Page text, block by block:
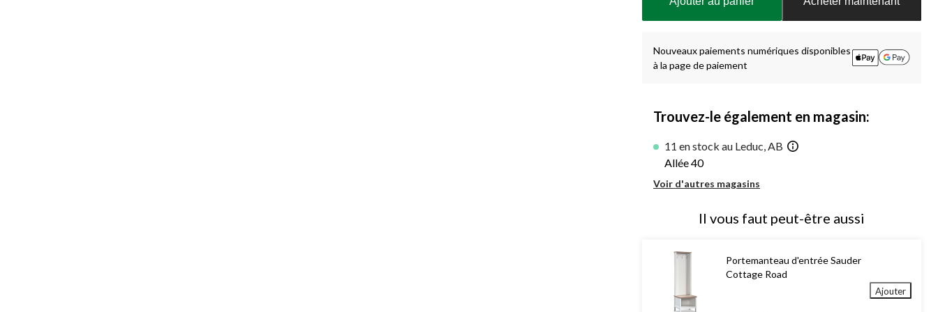
Nouveaux paiements numériques disponibles
à la page de paiement
Trouvez-le également en magasin:
11 en stock au Leduc, AB
Allée 40
Voir d'autres magasins
Il vous faut peut-être aussi
Portemanteau d'entrée Sauder
Cottage Road
Ajouter